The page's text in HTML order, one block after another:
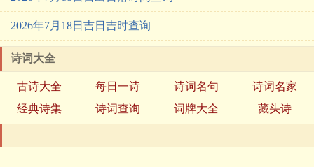
2026年7月18日吉日吉时查询
诗词大全
古诗大全 每日一诗 诗词名句
诗词名家
经典诗集
诗词查询 词牌大全 藏头诗